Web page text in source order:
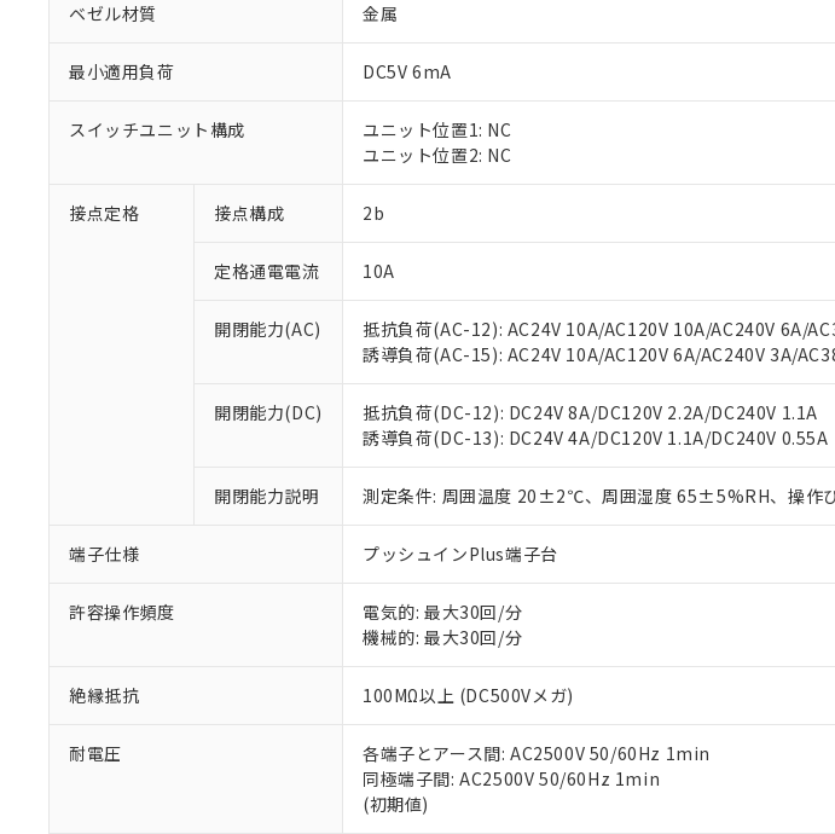
ベゼル材質 金属
最小適用負荷 DC5V 6mA
スイッチユニット構成
ユニット位置1: NC
ユニット位置2: NC
接点定格 接点構成 2b
定格通電電流 10A
開閉能力(AC)
抵抗負荷(AC-12): AC24V 10A/AC120V 10A/AC240V 6A/
誘導負荷(AC-15): AC24V 10A/AC120V 6A/AC240V 3A/
開閉能力(DC)
抵抗負荷(DC-12): DC24V 8A/DC120V 2.2A/DC240V 1.1A
誘導負荷(DC-13): DC24V 4A/DC120V 1.1A/DC240V 0.55A
開閉能力説明 測定条件: 周囲温度 20±2℃、周囲湿度 65±5%RH、操作
端子仕様 プッシュインPlus端子台
許容操作頻度
電気的: 最大30回/分
機械的: 最大30回/分
絶縁抵抗 100MΩ以上 (DC500Vメガ)
耐電圧
各端子とアース間: AC2500V 50/60Hz 1min
同極端子間: AC2500V 50/60Hz 1min
(初期値)
本サービスは、当社制御機器事業取扱商品の当社
くものです。
当社制御機器事業取扱商品の中には、本サービス
在庫状況および標準価格照会結果は、記載してい
のであり、閲覧された時点での実際の在庫および
い。
正式な納期状況および標準価格はお客様のお取引
在庫状況および標準価格結果を当社の事前の承諾
す。
マイパーツ機能（部品リスト作成サービス）をご
ている必要があります。
お客様が当ウェブサイト上で当社にご登録された
が、当社の製品・サービスに関するお客様との取
※当社の共同利用者とは、 "個人情報の共同利用に
いる法人を指します。
※1 対応状況
対応済み：EU RoHS指令（10物質）の非含有に対応
対応予定：EU RoHS指令（10物質）の非含有に対応し
対応予定なし：EU RoHS指令（10物質）の非含有に非
仕入先様の事情により、非含有部品としていたものが
があります。
*EU RoHS指令（10物質）：
鉛(Pb) 1000ppm以下、 水銀(Hg) 1000ppm以下、 カドミウム(Cd)
六価クロム(Cr(Ⅵ)) 1000ppm以下、ポリ臭化ビフェニル類(PBB)
フタル酸ビス(2-エチルヘキシル) (DEHP)(別名：DOP) 1000ppm以下、
ル（DBP） 1000ppm以下、フタル酸ジイソブチル (DIBP) 1000ppm以下
但し、RoHS指令で産業用監視および制御機器に対する適用除外項目は除
フタル酸エステル類の４物質については閾値を超える意図的な使用がな
部品在庫の切り替え状況などにより、予定月が前後する
※3 非含有証明書ダウンロード
下記の非含有証明書をダウンロードすることができます
EU RoHS指令（10物質）の非含有証明書
51物質の非含有証明書（当社基準）
※本証明書は発行日時点で非含有を証明するもので、過
※1 中国RoHS○×表
「○」：最大均質材料含有率が中国RoHSの基準値以下
「×」：最大均質材料含有率が中国RoHSの基準値を超
「－」：未確認です。当社販売部門へお問い合わせくだ
*中国RoHS10物質の基準値 (GB/T26572)：
Pb(鉛) :1000ppm、 Hg(水銀) : 1000ppm、 Cd(カドミウム) : 100ppm、
Cr(Ⅵ)(六価クロム) : 1000ppm、 PBBs(ポリ臭化ビフェニル類) :
※2 環境保護使用期限
「10」：通常の使用状況下において有害物質が外部に
味します。
「－」：未確認です。当社販売部門へお問い合わせくだ
当社は、これら貴社製品のうち、外国為替および
う）を輸出または国外への提供する場合は、日本
などの必要な手続きをとります。
当社は規制貨物を破棄する場合は、完全に破砕す
ます。
当社は貴社製品を、核兵器、ミサイル、化学兵器
置等に一切使用いたしません。
また当社は、販売先および販売に係わる関係者が
たしません。
説明
一定数以上の在庫あり
受注生産機種、また在庫状況の情報を公開し